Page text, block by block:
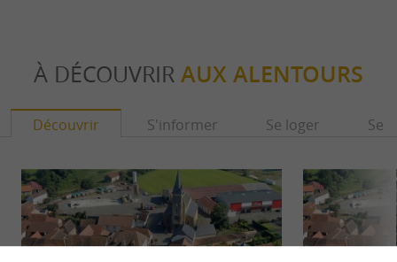
À DÉCOUVRIR AUX ALENTOURS
Découvrir S'informer Se loger Se